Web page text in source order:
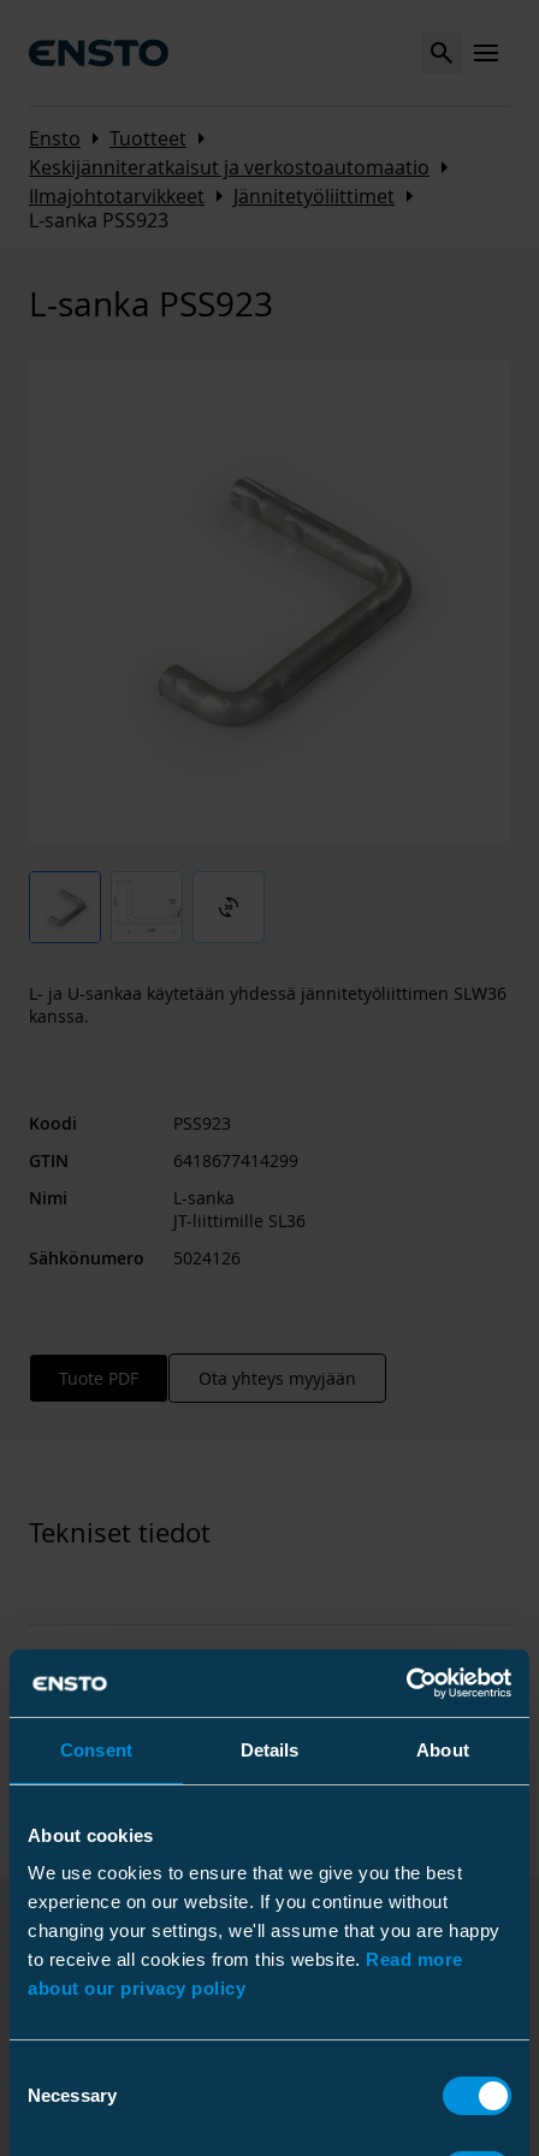
Consent Details About
About cookies
We use cookies to ensure that we give you the best
experience on our website. If you continue without
changing your settings, we'll assume that you are happy
to receive all cookies from this website. Read more
about our privacy policy
Selection
Necessary
Search MENU
Ensto Arrow_right Tuotteet Arrow_right
Keskijänniteratkaisut ja verkostoautomaatio Arrow_right
Ilmajohtotarvikkeet Arrow_right Jännitetyöliittimet Arrow_right
L-sanka PSS923
L-sanka PSS923
3d_rotation
L- ja U-sankaa käytetään yhdessä jännitetyöliittimen SLW36
kanssa.
Koodi
PSS923
GTIN
6418677414299
Nimi
L-sanka
JT-liittimille SL36
Sähkönumero
5024126
Tuote PDF Ota yhteys myyjään
Tekniset tiedot
Mitat
Paino
0.109 kg
Korkeus
14 mm
Pituus
128 mm
Pakkaustiedot
Laatikko
Korkeus
Ladattavat tiedostot
Mittapiirros Download